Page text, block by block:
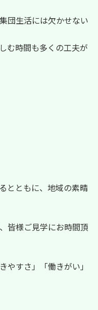
団生活には欠かせない
む時間も多くの工夫が
とともに、地域の素晴
皆様ご見学にお時間頂
やすさ」「働きがい」